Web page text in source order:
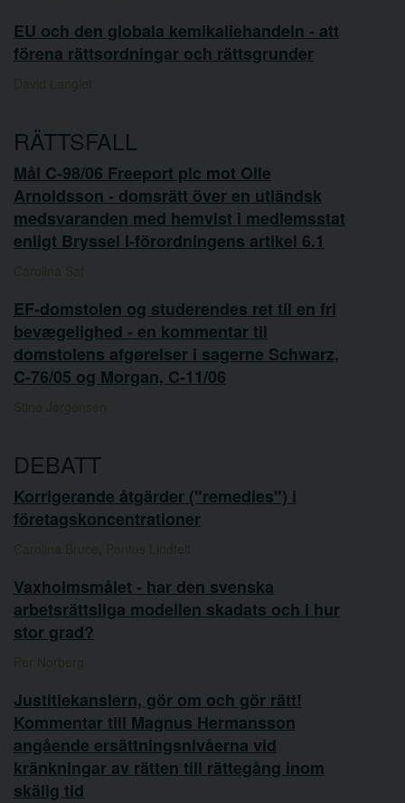
EU och den globala kemikaliehandeln - att
förena rättsordningar och rättsgrunder
RÄTTSFALL
Mål C-98/06 Freeport plc mot Olle
Arnoldsson - domsrätt över en utländsk
medsvaranden med hemvist i medlemsstat
enligt Bryssel I-förordningens artikel 6.1
EF-domstolen og studerendes ret til en fri
bevægelighed - en kommentar til
domstolens afgørelser i sagerne Schwarz,
C-76/05 og Morgan, C-11/06
DEBATT
Korrigerande åtgärder ("remedies") i
företagskoncentrationer
Vaxholmsmålet - har den svenska
arbetsrättsliga modellen skadats och i hur
stor grad?
Justitiekanslern, gör om och gör rätt!
Kommentar till Magnus Hermansson
angående ersättningsnivåerna vid
kränkningar av rätten till rättegång inom
skälig tid